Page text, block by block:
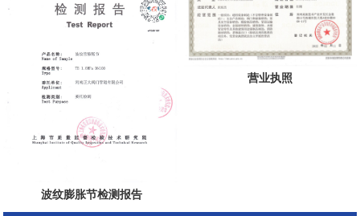
波纹膨胀节检测报告
营业执照